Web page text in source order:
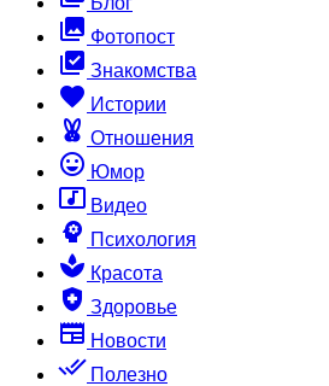
collections Фотопост
library_add_check Знакомства
favorite Истории
cruelty_free Отношения
sentiment_very_satisfied Юмор
music_video Видео
psychology Психология
spa Красота
health_and_safety Здоровье
newspaper Новости
done_all Полезно